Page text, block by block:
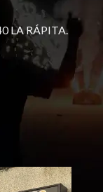
LA RÁPITA.